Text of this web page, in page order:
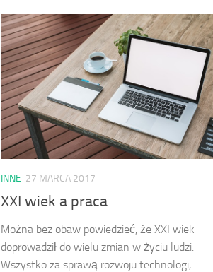
INNE 27 MARCA 2017
XXI wiek a praca
Można bez obaw powiedzieć, że XXI wiek
doprowadził do wielu zmian w życiu ludzi.
Wszystko za sprawą rozwoju technologi,